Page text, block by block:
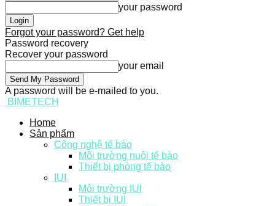
your password
Forgot your password? Get help
Password recovery
Recover your password
your email
A password will be e-mailed to you.
BIMETECH
Home
Sản phẩm
Công nghệ tế bào
Môi trường nuôi tế bào
Thiết bị phòng tế bào
IUI
Môi trường IUI
Thiết bị IUI